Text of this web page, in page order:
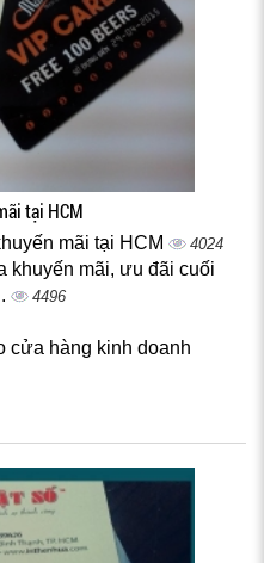
tại HCM
mãi tại HCM 4024
khuyến mãi, ưu đãi cuối
4496
cửa hàng kinh doanh